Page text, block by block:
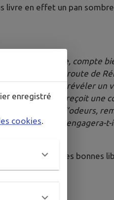
livre en effet un pan
plein la tête, compte
Il croise alors la route de
va toutefois révéler un
tard, Jérémie reçoit une
de sons, d’odeurs,
homme, s’engagera-
dans toutes les bonnes
enregistré
cookies.